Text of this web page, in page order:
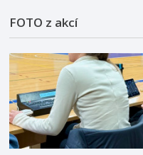
FOTO z akcí